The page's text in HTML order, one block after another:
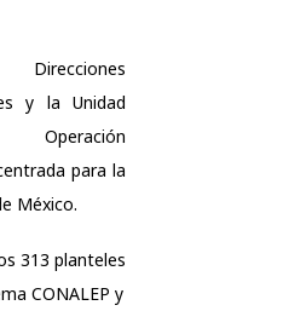
y la Unidad
para la
México.
313 planteles
CONALEP y